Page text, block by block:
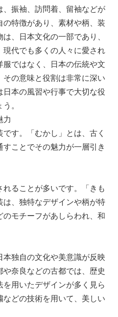
、振袖、訪問着、留袖などが
特徴があり、素材や柄、装
、日本文化の一部であり、
現代でも多くの人々に愛され
ではなく、日本の伝統や文
の意味と役割は非常に深い
日本の風習や行事で大切な役
。
力
す。「むかし」とは、古く
ことでその魅力が一層引き
ることが多いです。「きも
は、独特なデザインや柄が特
モチーフがあしらわれ、和
独自の文化や美意識が反映
奈良などの古都では、歴史
用いたデザインが多く見ら
どの技術を用いて、美しい